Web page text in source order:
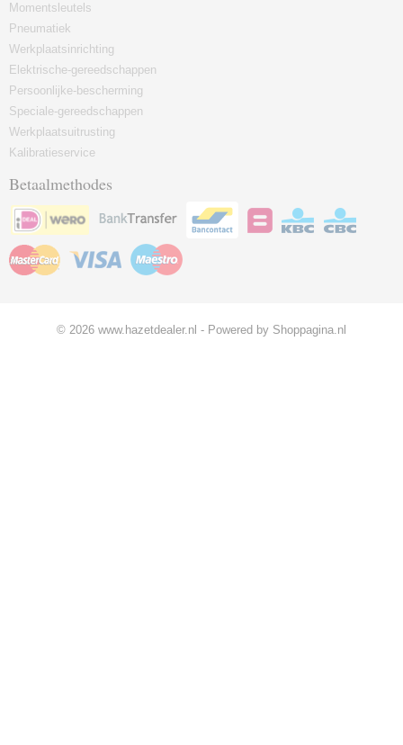
Momentsleutels
Pneumatiek
Werkplaatsinrichting
Elektrische-gereedschappen
Persoonlijke-bescherming
Speciale-gereedschappen
Werkplaatsuitrusting
Kalibratieservice
Betaalmethodes
© 2026 www.hazetdealer.nl - Powered by Shoppagina.nl